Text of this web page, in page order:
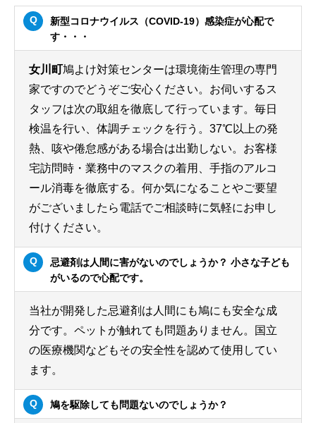
新型コロナウイルス（COVID-19）感染症が心配で
す・・・
女川町鳩よけ対策センターは環境衛生管理の専門
家ですのでどうぞご安心ください。お伺いするス
タッフは次の取組を徹底して行っています。毎日
検温を行い、体調チェックを行う。37℃以上の発
熱、咳や倦怠感がある場合は出勤しない。お客様
宅訪問時・業務中のマスクの着用、手指のアルコ
ール消毒を徹底する。何か気になることやご要望
がございましたら電話でご相談時に気軽にお申し
付けください。
忌避剤は人間に害がないのでしょうか？ 小さな子ども
がいるので心配です。
当社が開発した忌避剤は人間にも鳩にも安全な成
分です。ペットが触れても問題ありません。国立
の医療機関などもその安全性を認めて使用してい
ます。
鳩を駆除しても問題ないのでしょうか？